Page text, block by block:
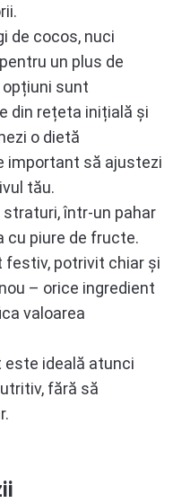
de cocos, nuci
un plus de
sunt
din rețeta inițială și
o dietă
important să ajustezi
tău.
straturi, într-un pahar
cu piure de fructe.
festiv, potrivit chiar și
– orice ingredient
valoarea
ideală atunci
fără să